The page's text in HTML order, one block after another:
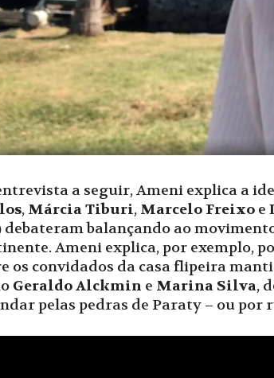
a seguir, Ameni explica a
, Márcia Tiburi, Marcelo Freixo e
debateram balançando ao
Ameni explica, por exemplo,
os convidados da casa flipeira
Geraldo Alckmin e Marina Silva,
pelas pedras de Paraty – ou por